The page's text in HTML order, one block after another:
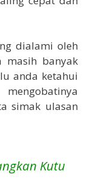
dialami oleh
masih banyak
anda ketahui
simak ulasan
Kutu